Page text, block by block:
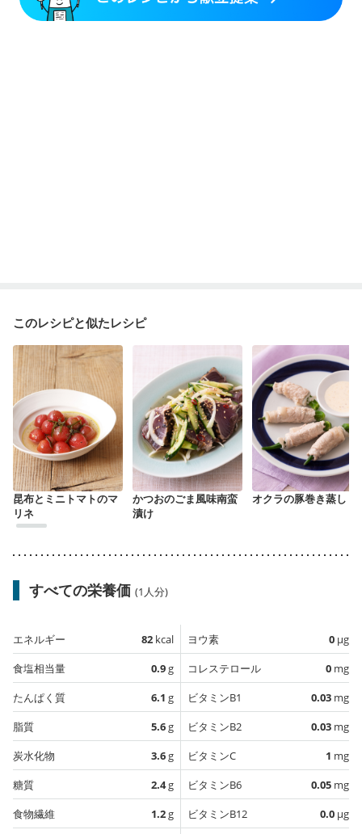
このレシピと似たレシピ
昆布とミニトマトのマ
リネ
かつおのごま風味南蛮
漬け
オクラの豚巻き蒸し
すべての栄養価 (1人分)
エネルギー 82 kcal
食塩相当量
0.9g
たんぱく質
6.1 g
脂質
5.6g
炭水化物
3.6g
糖質
2.4g
食物繊維
1.2g
ヨウ素 0 µg
コレステロール
0 mg
ビタミンB1
0.03 mg
ビタミンB2
0.03 mg
ビタミンC
1 mg
ビタミンB6
0.05 mg
ビタミンB12
0.0 µg